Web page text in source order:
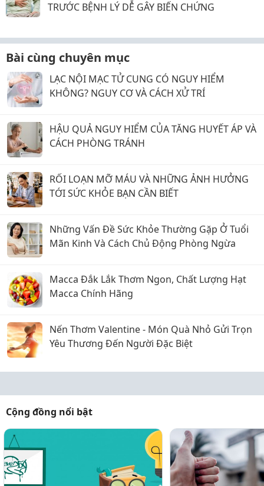
TRƯỚC BỆNH LÝ DỄ GÂY BIẾN CHỨNG
Bài cùng chuyên mục
LẠC NỘI MẠC TỬ CUNG CÓ NGUY HIỂM
KHÔNG? NGUY CƠ VÀ CÁCH XỬ TRÍ
HẬU QUẢ NGUY HIỂM CỦA TĂNG HUYẾT ÁP VÀ
CÁCH PHÒNG TRÁNH
RỐI LOẠN MỠ MÁU VÀ NHỮNG ẢNH HƯỞNG
TỚI SỨC KHỎE BẠN CẦN BIẾT
Những Vấn Đề Sức Khỏe Thường Gặp Ở Tuổi
Mãn Kinh Và Cách Chủ Động Phòng Ngừa
Macca Đắk Lắk Thơm Ngon, Chất Lượng Hạt
Macca Chính Hãng
Nến Thơm Valentine - Món Quà Nhỏ Gửi Trọn
Yêu Thương Đến Người Đặc Biệt
Cộng đồng nổi bật